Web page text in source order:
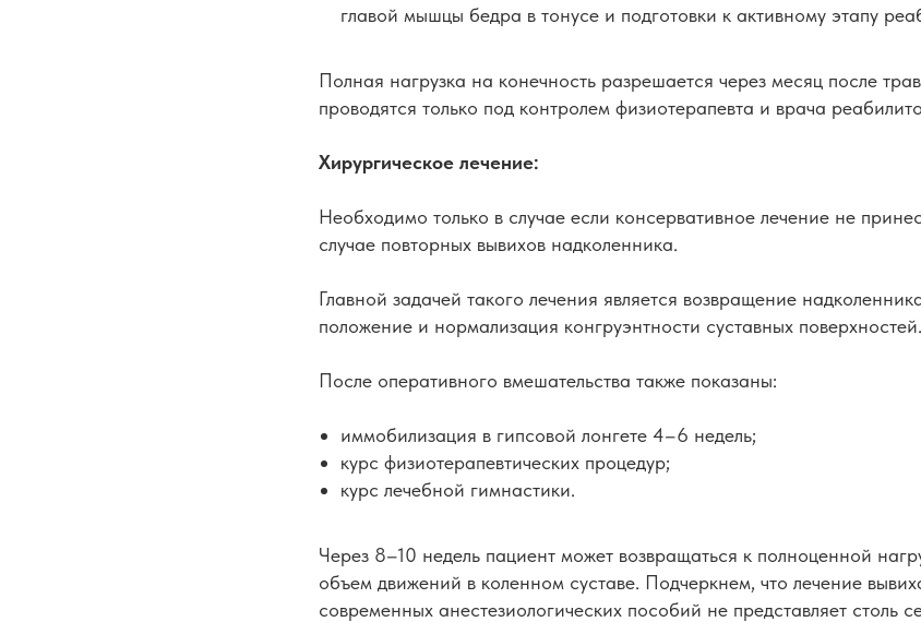
главой мышцы бедра в тонусе и подготовки к активному этапу
Полная нагрузка на конечность разрешается через месяц после
проводятся только под контролем физиотерапевта и врача
Хирургическое лечение:
Необходимо только в случае если консервативное лечение не
случае повторных вывихов надколенника.
Главной задачей такого лечения является возвращение
положение и нормализация конгруэнтности суставных поверхностей.
После оперативного вмешательства также показаны:
иммобилизация в гипсовой лонгете 4–6 недель;
курс физиотерапевтических процедур;
курс лечебной гимнастики.
Через 8–10 недель пациент может возвращаться к полноценной
объем движений в коленном суставе. Подчеркнем, что лечение
современных анестезиологических пособий не представляет столь